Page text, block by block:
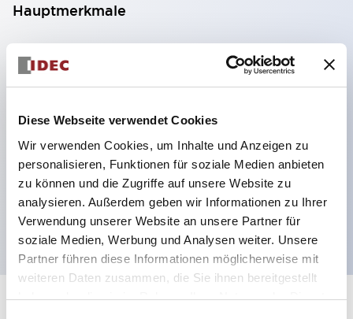
Diese Webseite verwendet Cookies
Wir verwenden Cookies, um Inhalte und Anzeigen zu
personalisieren, Funktionen für soziale Medien anbieten
zu können und die Zugriffe auf unsere Website zu
analysieren. Außerdem geben wir Informationen zu Ihrer
Verwendung unserer Website an unsere Partner für
soziale Medien, Werbung und Analysen weiter. Unsere
Partner führen diese Informationen möglicherweise mit
weiteren Daten zusammen, die Sie ihnen bereitgestellt
haben oder die sie im Rahmen Ihrer Nutzung der Dienste
Hauptmerkmale
SPDT, DPDT, 3PDT oder 4PDT AgCdO-Kontakte
Auswahl zwischen Steck- oder
Leiterplattenterminals
Optionen umfassen Kontrollleuchte und Prüftaste
Montageoptionen umfassen Top-Montage, DIN-
Fassung oder Frontplattenfassung